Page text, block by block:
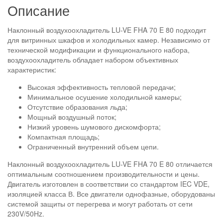
Описание
Наклонный воздухоохладитель LU-VE FHA 70 E 80 подходит
для витринных шкафов и холодильных камер. Независимо от
технической модификации и функционального набора,
воздухоохладитель обладает набором объективных
характеристик:
Высокая эффективность тепловой передачи;
Минимальное осушение холодильной камеры;
Отсутствие образования льда;
Мощный воздушный поток;
Низкий уровень шумового дискомфорта;
Компактная площадь;
Ограниченный внутренний объем цепи.
Наклонный воздухоохладитель LU-VE FHA 70 E 80 отличается
оптимальным соотношением производительности и цены.
Двигатель изготовлен в соответствии со стандартом IEC VDE,
изоляцией класса В. Все двигатели однофазные, оборудованы
системой защиты от перегрева и могут работать от сети
230V/50Hz.